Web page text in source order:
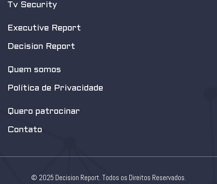
Tv Security
Executive Report
Decision Report
Quem somos
Política de Privacidade
Quero patrocinar
Contato
© 2025 Decision Report. Todos os Direitos Reservados.